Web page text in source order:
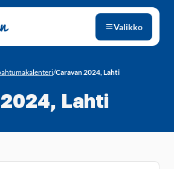
Valikko
/Caravan 2024, Lahti
Lahti